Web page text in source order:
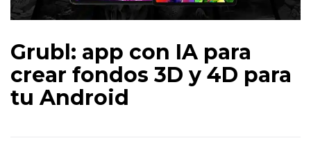
Grubl: app con IA para
crear fondos 3D y 4D para
tu Android